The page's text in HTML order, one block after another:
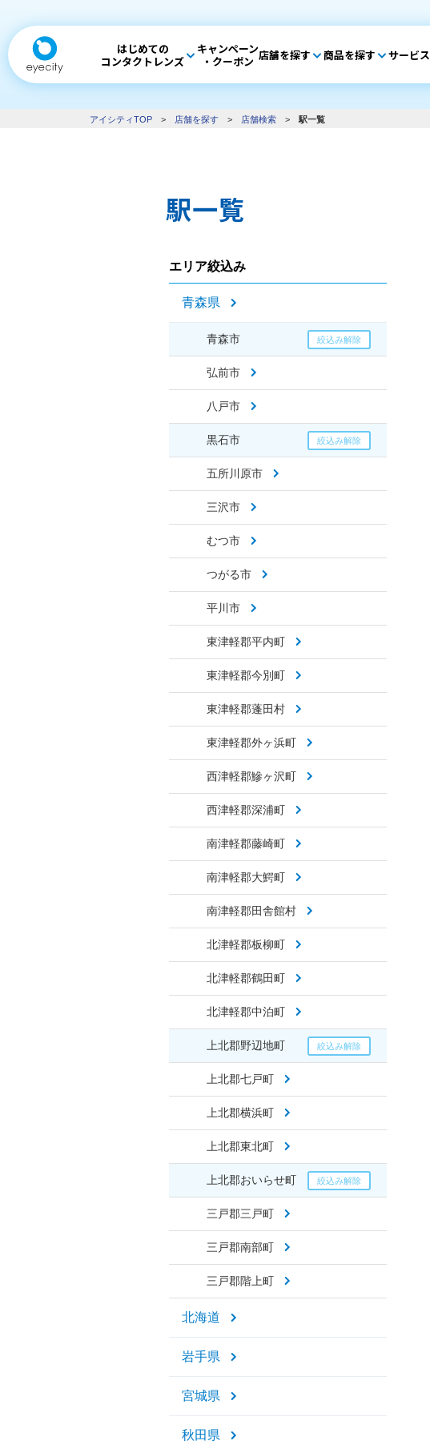
はじめての
コンタクトレンズ
キャンペーン
・クーポン 店舗を探す 商品を探す サービス
アイシティTOP > 店舗を探す > 店舗検索 > 駅一覧
駅一覧
エリア絞込み
青森県
青森市
弘前市
八戸市
黒石市
五所川原市
三沢市
むつ市
つがる市
平川市
東津軽郡平内町
東津軽郡今別町
東津軽郡蓬田村
東津軽郡外ヶ浜町
西津軽郡鰺ヶ沢町
西津軽郡深浦町
南津軽郡藤崎町
南津軽郡大鰐町
南津軽郡田舎館村
北津軽郡板柳町
北津軽郡鶴田町
北津軽郡中泊町
上北郡野辺地町
上北郡七戸町
上北郡横浜町
上北郡東北町
上北郡おいらせ町
三戸郡三戸町
三戸郡南部町
三戸郡階上町
北海道
岩手県
宮城県
秋田県